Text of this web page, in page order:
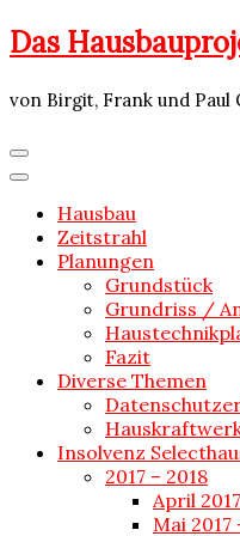
Skip
to
Das
von Birgit, Frank und Paul
Hausbau
Zeitstrahl
Planungen
Grundstück
Grundriss /
Fazit
Diverse Themen
Insolvenz
2017 – 2018
April
Mai